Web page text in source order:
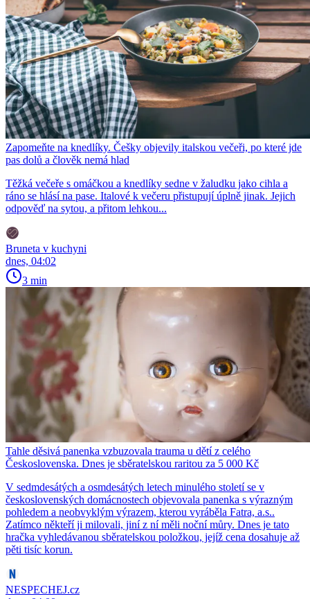
Zapomeňte na knedlíky. Češky objevily italskou večeři, po které jde
pas dolů a člověk nemá hlad
Těžká večeře s omáčkou a knedlíky sedne v žaludku jako cihla a
ráno se hlásí na pase. Italové k večeru přistupují úplně jinak. Jejich
odpověď na sytou, a přitom lehkou...
Bruneta v kuchyni
dnes, 04:02
3 min
Tahle děsivá panenka vzbuzovala trauma u dětí z celého
Československa. Dnes je sběratelskou raritou za 5 000 Kč
V sedmdesátých a osmdesátých letech minulého století se v
československých domácnostech objevovala panenka s výrazným
pohledem a neobvyklým výrazem, kterou vyráběla Fatra, a.s..
Zatímco někteří ji milovali, jiní z ní měli noční můry. Dnes je tato
hračka vyhledávanou sběratelskou položkou, jejíž cena dosahuje až
pěti tisíc korun.
NESPECHEJ.cz